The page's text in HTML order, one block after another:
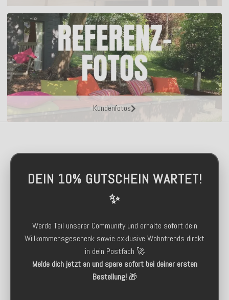
Kundenfotos
DEIN 10% GUTSCHEIN WARTET!
✨
Werde Teil unserer Community und erhalte sofort dein
Willkommensgeschenk sowie exklusive Wohntrends direkt
in dein Postfach 🚀
Melde dich jetzt an und spare sofort bei deiner ersten
Bestellung!🎁